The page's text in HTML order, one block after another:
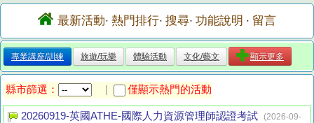
最新活動· 熱門排行· 搜尋· 功能說明 · 留言
專業講座/訓練 旅遊/玩樂 體驗活動 文化/藝文 顯示更多
縣市篩選： 僅顯示熱門的活動
20260919-英國ATHE-國際人力資源管理師認證考試 (2026-09-